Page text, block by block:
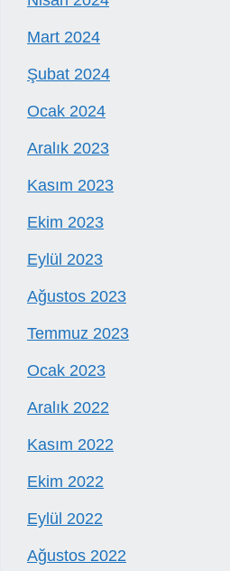
Mart 2024
Şubat 2024
Ocak 2024
Aralık 2023
Kasım 2023
Ekim 2023
Eylül 2023
Ağustos 2023
Temmuz 2023
Ocak 2023
Aralık 2022
Kasım 2022
Ekim 2022
Eylül 2022
Ağustos 2022